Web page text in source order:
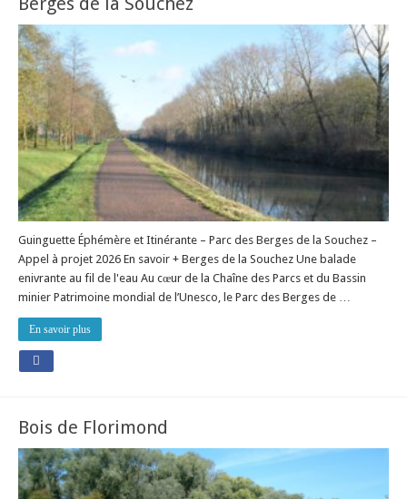
Guinguette Éphémère et Itinérante – Parc des Berges de la Souchez –
Appel à projet 2026 En savoir + Berges de la Souchez Une balade
enivrante au fil de l'eau Au cœur de la Chaîne des Parcs et du Bassin
minier Patrimoine mondial de l’Unesco, le Parc des Berges de …
En savoir plus
Bois de Florimond